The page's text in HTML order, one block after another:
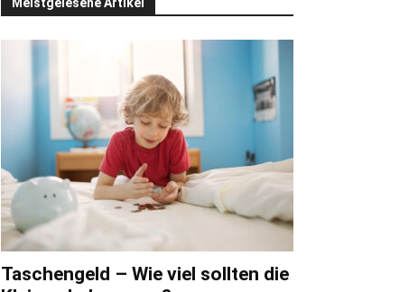
Taschengeld – Wie viel sollten die